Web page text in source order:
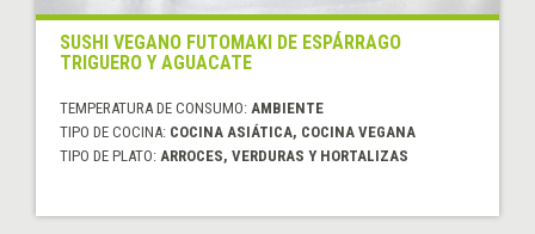
SUSHI VEGANO FUTOMAKI DE ESPÁRRAGO
TRIGUERO Y AGUACATE
TEMPERATURA DE CONSUMO: AMBIENTE
TIPO DE COCINA: COCINA ASIÁTICA, COCINA VEGANA
TIPO DE PLATO: ARROCES, VERDURAS Y HORTALIZAS